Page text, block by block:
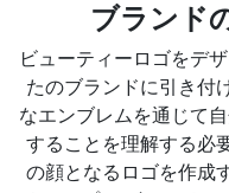
ブランド
ビューティーロゴをデ
たのブランドに引き付
なエンブレムを通じて
することを理解する必
の顔となるロゴを作成